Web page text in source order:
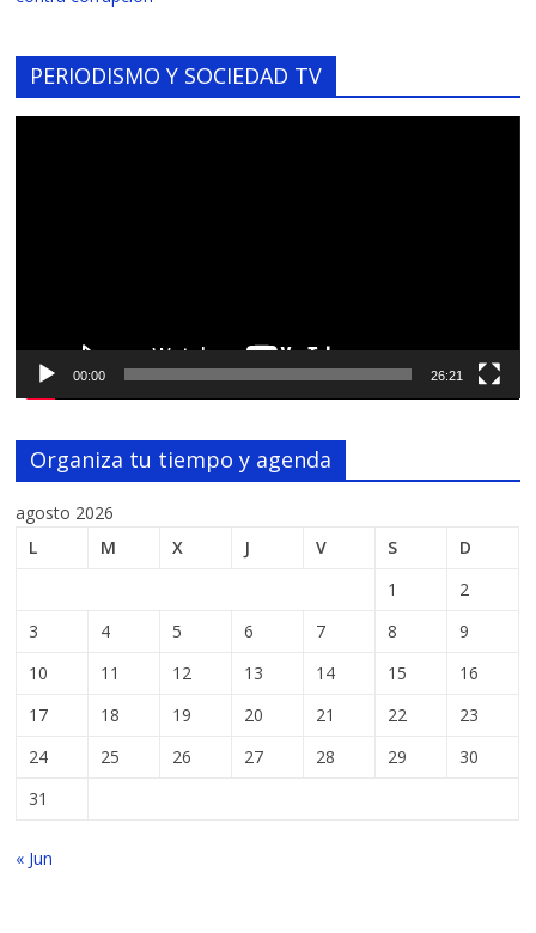
PERIODISMO Y SOCIEDAD TV
00:00 26:21
Organiza tu tiempo y agenda
agosto 2026
L
M X J V S
D
1
2
3
4 5 6 7 8
9
10
11 12 13 14 15
16
17
18 19 20 21 22
23
24
25 26 27 28 29
30
31
« Jun